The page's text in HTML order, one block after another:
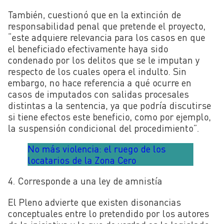
También, cuestionó que en la extinción de
responsabilidad penal que pretende el proyecto,
“este adquiere relevancia para los casos en que
el beneficiado efectivamente haya sido
condenado por los delitos que se le imputan y
respecto de los cuales opera el indulto. Sin
embargo, no hace referencia a qué ocurre en
casos de imputados con salidas procesales
distintas a la sentencia, ya que podría discutirse
si tiene efectos este beneficio, como por ejemplo,
la suspensión condicional del procedimiento”.
No más violencia: el ruego de los
locatarios de la Zona Cero
4. Corresponde a una ley de amnistía
El Pleno advierte que existen disonancias
conceptuales entre lo pretendido por los autores